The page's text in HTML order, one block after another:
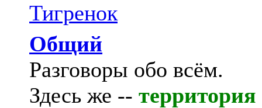
Тигренок
Общий
Разговоры обо всём.
Здесь же -- территория